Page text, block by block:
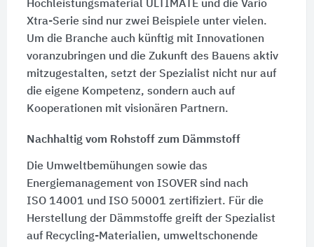
Hochleistungsmaterial ULTIMATE und die Vario
Xtra-Serie sind nur zwei Beispiele unter vielen.
Um die Branche auch künftig mit Innovationen
voranzubringen und die Zukunft des Bauens aktiv
mitzugestalten, setzt der Spezialist nicht nur auf
die eigene Kompetenz, sondern auch auf
Kooperationen mit visionären Partnern.
Nachhaltig vom Rohstoff zum Dämmstoff
Die Umweltbemühungen sowie das
Energiemanagement von ISOVER sind nach
ISO 14001 und ISO 50001 zertifiziert. Für die
Herstellung der Dämmstoffe greift der Spezialist
auf Recycling-Materialien, umweltschonende